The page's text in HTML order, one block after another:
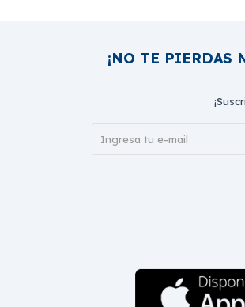
¡NO TE PIERDAS